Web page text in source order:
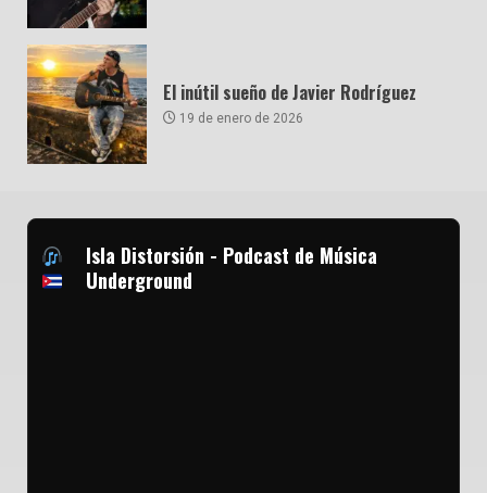
El inútil sueño de Javier Rodríguez
19 de enero de 2026
Isla Distorsión - Podcast de Música
Underground